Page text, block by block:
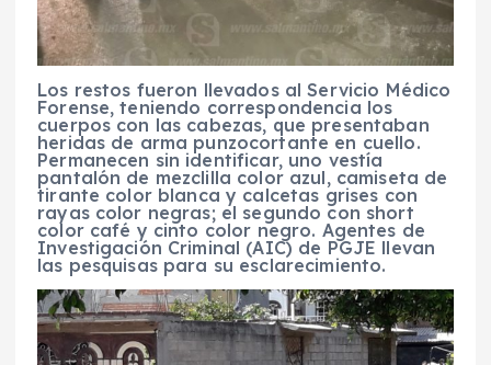
Los restos fueron llevados al Servicio Médico
Forense, teniendo correspondencia los
cuerpos con las cabezas, que presentaban
heridas de arma punzocortante en cuello.
Permanecen sin identificar, uno vestía
pantalón de mezclilla color azul, camiseta de
tirante color blanca y calcetas grises con
rayas color negras; el segundo con short
color café y cinto color negro. Agentes de
Investigación Criminal (AIC) de PGJE llevan
las pesquisas para su esclarecimiento.